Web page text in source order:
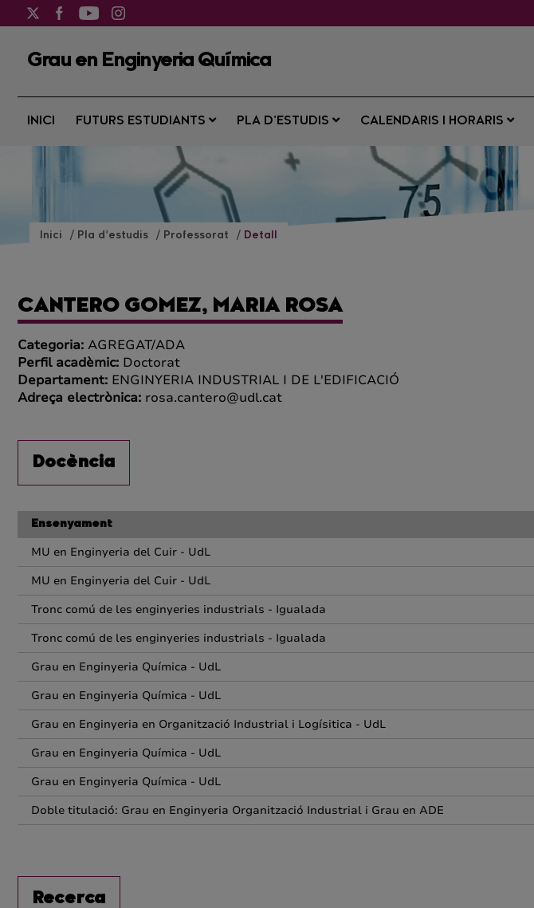
Grau en Enginyeria Química
INICI FUTURS ESTUDIANTS PLA D’ESTUDIS CALENDARIS I HORARIS
Inici Pla d’estudis Professorat Detall
CANTERO GOMEZ, MARIA ROSA
Categoria: AGREGAT/ADA
Perfil acadèmic: Doctorat
Departament: ENGINYERIA INDUSTRIAL I DE L'EDIFICACIÓ
Adreça electrònica: rosa.cantero@udl.cat
Docència
Ensenyament
MU en Enginyeria del Cuir - UdL
MU en Enginyeria del Cuir - UdL
Tronc comú de les enginyeries industrials - Igualada
Tronc comú de les enginyeries industrials - Igualada
Grau en Enginyeria Química - UdL
Grau en Enginyeria Química - UdL
Grau en Enginyeria en Organització Industrial i Logísitica - UdL
Grau en Enginyeria Química - UdL
Grau en Enginyeria Química - UdL
Doble titulació: Grau en Enginyeria Organització Industrial i Grau en ADE
Recerca